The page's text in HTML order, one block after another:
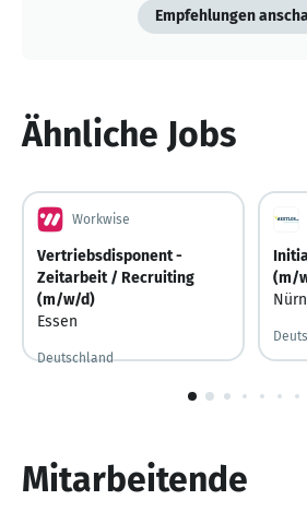
Empfehlungen
Ähnliche Jobs
Workwise
Vertriebsdisponent -
Zeitarbeit / Recruiting
(m/w/d)
Essen
Deutschland
(m/
1
Mitarbeitende